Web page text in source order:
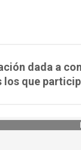
dada a
los que